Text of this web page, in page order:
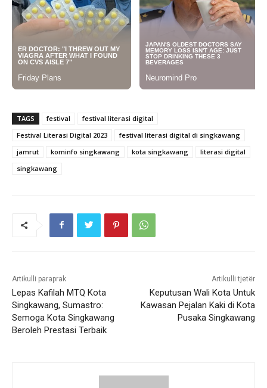
TAGS festival
festival literasi digital
Festival Literasi Digital 2023
festival literasi digital di singkawang
jamrut
kominfo singkawang kota singkawang
literasi digital
singkawang
Artikulli paraprak
Lepas Kafilah MTQ Kota
Singkawang, Sumastro:
Semoga Kota Singkawang
Beroleh Prestasi Terbaik
Artikulli tjetër
Keputusan Wali Kota Untuk
Kawasan Pejalan Kaki di Kota
Pusaka Singkawang